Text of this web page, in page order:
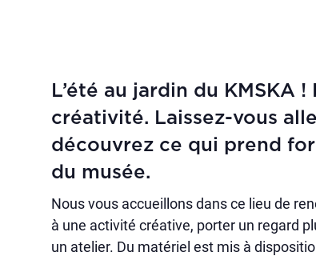
L’été au jardin du KMSKA
créativité. Laissez-vous
découvrez ce qui prend
du musée.
Nous vous accueillons dans ce lieu de
à une activité créative, porter un regard
un atelier. Du matériel est mis à